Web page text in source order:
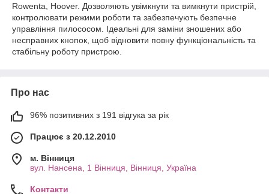
Rowenta, Hoover. Дозволяють увімкнути та вимкнути пристрій,
контролювати режими роботи та забезпечують безпечне
управління пилососом. Ідеальні для заміни зношених або
несправних кнопок, щоб відновити повну функціональність та
стабільну роботу пристрою.
Про нас
96% позитивних з 191 відгука за рік
Працює з 20.12.2010
м. Вінниця
вул. Нансена, 1 Вінниця, Вінниця, Україна
Контакти